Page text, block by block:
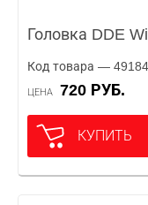
Головка DDE
Код товара —
ЦЕНА 720 РУБ.
КУПИТЬ